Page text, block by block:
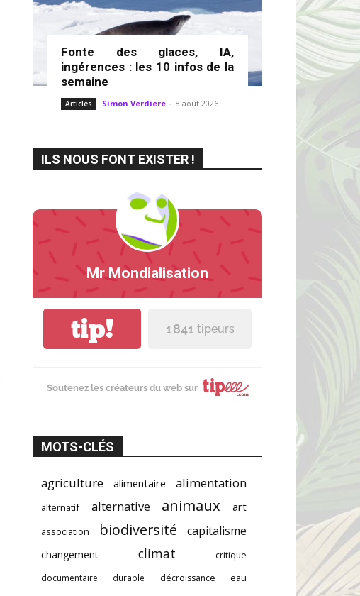
Fonte des glaces, IA,
ingérences : les 10 infos de la
semaine
Articles Simon Verdiere - 8 août 2026
ILS NOUS FONT EXISTER !
Mr Mondialisation
tip! 1 841 tipeurs
Soutenez les créateurs du web sur
MOTS-CLÉS
agriculture alimentaire alimentation
alternatif alternative animaux art
association biodiversité capitalisme
changement climat
critique
documentaire
durable décroissance eau